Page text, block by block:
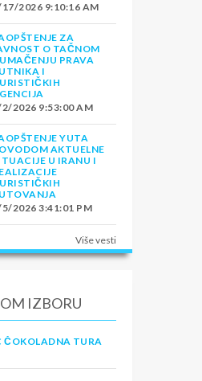
2026 9:10:16 AM
ZA
O TAČNOM
PRAVA
I
2026 9:53:00 AM
YUTA
AKTUELNE
U IRANU I
2026 3:41:01 PM
Više vesti
IZBORU
ČOKOLADNA TURA